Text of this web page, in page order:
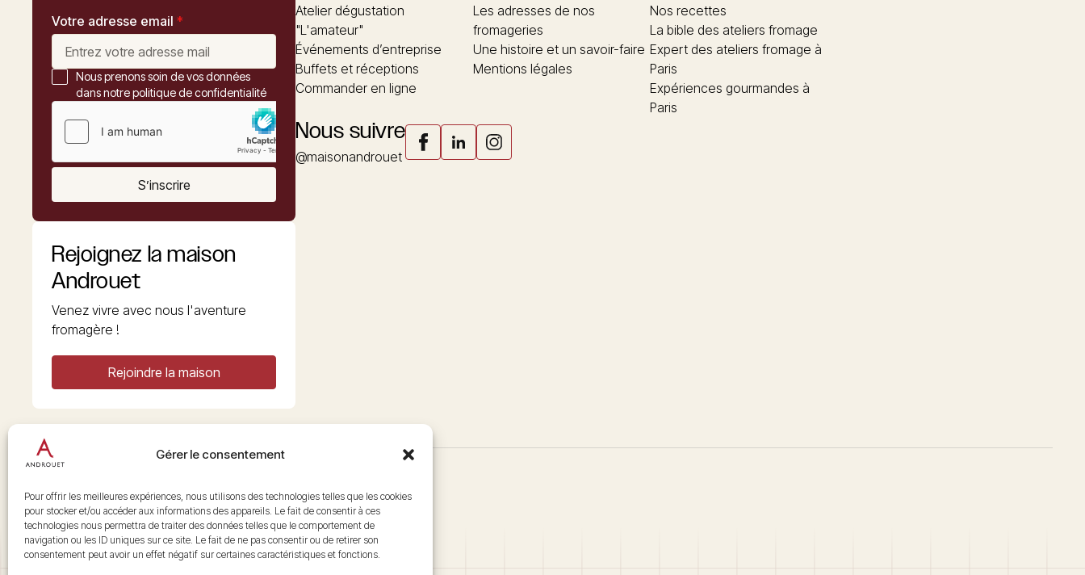
Gérer le consentement
Pour offrir les meilleures expériences, nous utilisons des technologies telles que les cookies
pour stocker et/ou accéder aux informations des appareils. Le fait de consentir à ces
technologies nous permettra de traiter des données telles que le comportement de
navigation ou les ID uniques sur ce site. Le fait de ne pas consentir ou de retirer son
consentement peut avoir un effet négatif sur certaines caractéristiques et fonctions.
Votre adresse email *
Nous prenons soin de vos données
dans notre politique de confidentialité
S’inscrire
Rejoignez la maison
Androuet
Venez vivre avec nous l'aventure
fromagère !
Rejoindre la maison
Atelier dégustation
"L'amateur"
Événements d’entreprise
Buffets et réceptions
Commander en ligne
Les adresses de nos
fromageries
Une histoire et un savoir-faire
Mentions légales
Nos recettes
La bible des ateliers fromage
Expert des ateliers fromage à
Paris
Expériences gourmandes à
Paris
Nous suivre
@maisonandrouet